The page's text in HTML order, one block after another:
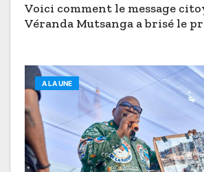
Voici comment le message
Véranda Mutsanga a brisé le
A LA UNE